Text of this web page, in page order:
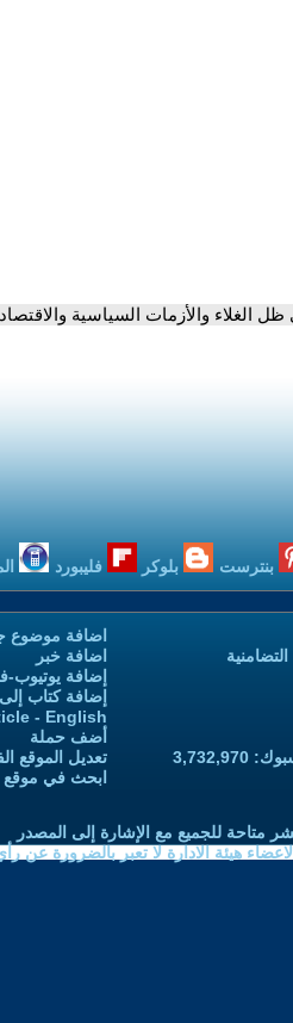
الغلاء والأزمات السياسية
بنترست بلوكر فليبورد
اضافة موضوع
اضافة خبر
إضافة يوتيوب-
إضافة كتاب
- English
أضف حملة
تعديل الموقع
ابحث في موقع
متاحة للجميع مع الإشارة إلى المصدر
هيئة الادارة لا تعبر بالضرورة عن